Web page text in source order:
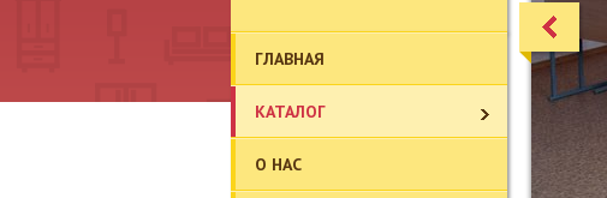
ГЛАВНАЯ
КАТАЛОГ
О НАС